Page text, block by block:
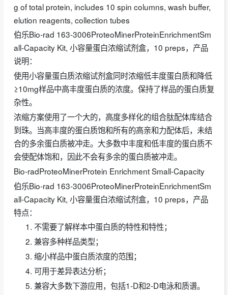
g of total protein, includes 10 spin columns, wash buffer,
elution reagents, collection tubes
伯乐Bio-rad 163-3006ProteoMinerProteinEnrichmentSm
all-Capacity Kit, 小容量蛋白浓缩试剂盒，10 preps，产品
说明：
使用小容量蛋白质浓缩试剂盒同时浓缩低丰度蛋白质和降低
≥10mg样品中高丰度蛋白质的浓度。保持了样品的蛋白质复
杂性。
浓缩方案使用了一个大的，高度多样化的组合肽配体库结合
到珠。当高丰度的蛋白质饱和所有的高亲和力配体后，未结
合的多余蛋白质被冲走。大多数中丰度和低丰度的蛋白质不
会使配体饱和，因此不会有多余的蛋白质被冲走。
Bio-radProteoMinerProtein Enrichment Small-Capacity
伯乐Bio-rad 163-3006ProteoMinerProteinEnrichmentSm
all-Capacity Kit, 小容量蛋白浓缩试剂盒，10 preps，产品
特点：
不需要了解样本中蛋白质的特性和特性；
兼容多种样品类型；
缩小样品中蛋白质浓度的范围；
可用于差异表达分析；
兼容大多数下游应用，包括1-D和2-D电泳和质谱。